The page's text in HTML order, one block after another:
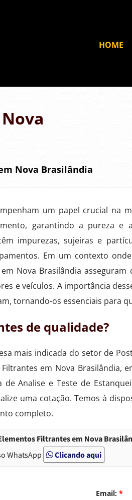
HOME
Nova Brasilândia
um papel crucial na
garantindo a pureza e
impurezas, sujeiras e
Em um contexto
Nova Brasilândia
e veículos. A importância
tornando-os essenciais para
de qualidade?
mais indicada do setor de
em Nova Brasilândia,
de Analise e Teste de
uma cotação. Temos à
completo.
Filtrantes em Nova
WhatsApp Clicando aqui
Email: *